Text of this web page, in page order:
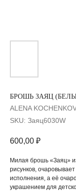
БРОШЬ ЗАЯЦ
ALENA
SKU: Заяц6030W
600,00 ₽
Милая брошь «Заяц»
рисунков,
исполнения, а её
украшением для